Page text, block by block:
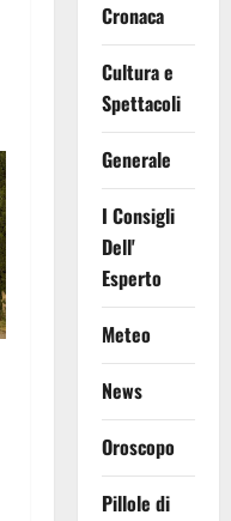
Cronaca
Cultura e
Spettacoli
Generale
I Consigli
Dell'
Esperto
Meteo
News
Oroscopo
Pillole di